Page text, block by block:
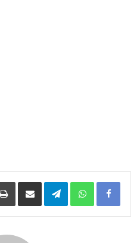
Facebook
WhatsApp
Telegramمشاركة عبر البريد